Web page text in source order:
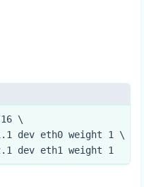
\
dev eth0 weight 1 \
dev eth1 weight 1